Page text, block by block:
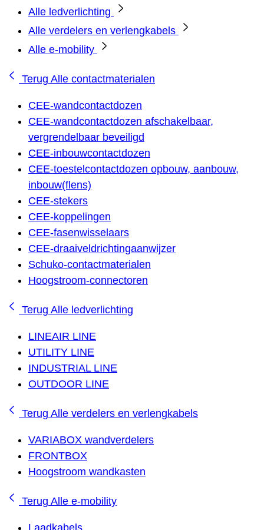
Alle ledverlichting
Alle verdelers en verlengkabels
Alle e-mobility
Terug Alle contactmaterialen
CEE-wandcontactdozen
CEE-wandcontactdozen afschakelbaar,
vergrendelbaar beveiligd
CEE-inbouwcontactdozen
CEE-toestelcontactdozen opbouw, aanbouw,
inbouw(flens)
CEE-stekers
CEE-koppelingen
CEE-fasenwisselaars
CEE-draaiveldrichtingaanwijzer
Schuko-contactmaterialen
Hoogstroom-connectoren
Terug Alle ledverlichting
LINEAIR LINE
UTILITY LINE
INDUSTRIAL LINE
OUTDOOR LINE
Terug Alle verdelers en verlengkabels
VARIABOX wandverdelers
FRONTBOX
Hoogstroom wandkasten
Terug Alle e-mobility
Laadkabels